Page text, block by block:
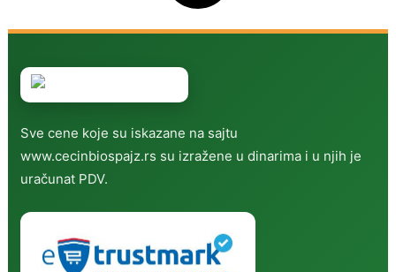
Sve cene koje su iskazane na sajtu
www.cecinbiospajz.rs su izražene u dinarima i u njih je
uračunat PDV.